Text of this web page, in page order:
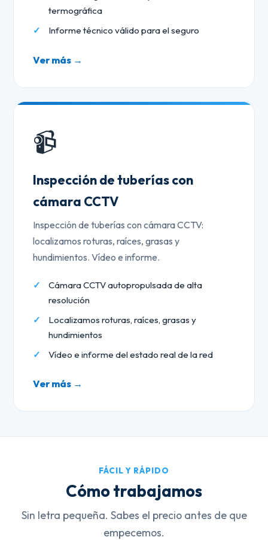
termográfica
Informe técnico válido para el seguro
Ver más →
📹
Inspección de tuberías con
cámara CCTV
Inspección de tuberías con cámara CCTV:
localizamos roturas, raíces, grasas y
hundimientos. Vídeo e informe.
Cámara CCTV autopropulsada de alta
resolución
Localizamos roturas, raíces, grasas y
hundimientos
Vídeo e informe del estado real de la red
Ver más →
FÁCIL Y RÁPIDO
Cómo trabajamos
Sin letra pequeña. Sabes el precio antes de que
empecemos.